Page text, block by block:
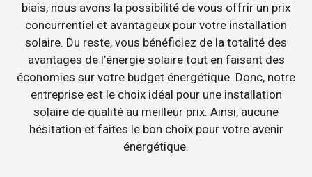
biais, nous avons la possibilité de vous offrir un prix
concurrentiel et avantageux pour votre installation
solaire. Du reste, vous bénéficiez de la totalité des
avantages de l’énergie solaire tout en faisant des
économies sur votre budget énergétique. Donc, notre
entreprise est le choix idéal pour une installation
solaire de qualité au meilleur prix. Ainsi, aucune
hésitation et faites le bon choix pour votre avenir
énergétique.